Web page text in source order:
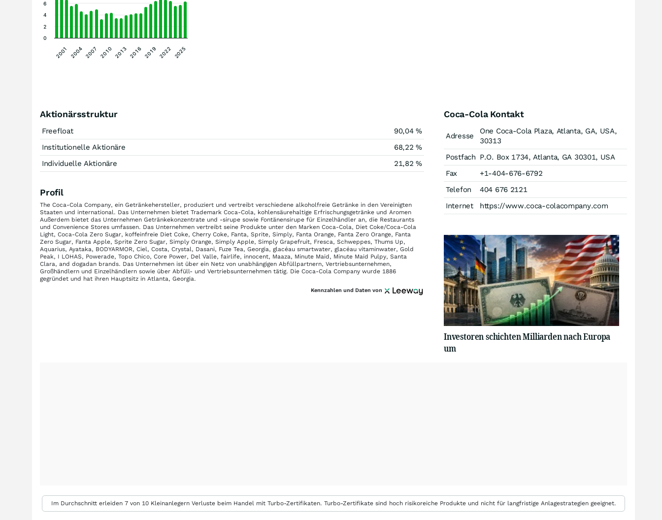
2001 2004 2007 2010 2013 2016 2019 2022 2025
0
2
4
6
Aktionärsstruktur
Freefloat
90,04 %
Institutionelle Aktionäre
68,22 %
Individuelle Aktionäre
21,82 %
Profil
The Coca-Cola Company, ein Getränkehersteller, produziert und vertreibt verschiedene alkoholfreie Getränke in den Vereinigten
Staaten und international. Das Unternehmen bietet Trademark Coca-Cola, kohlensäurehaltige Erfrischungsgetränke und Aromen
Außerdem bietet das Unternehmen Getränkekonzentrate und -sirupe sowie Fontänensirupe für Einzelhändler an, die Restaurants
und Convenience Stores umfassen. Das Unternehmen vertreibt seine Produkte unter den Marken Coca-Cola, Diet Coke/Coca-Cola
Light, Coca-Cola Zero Sugar, koffeinfreie Diet Coke, Cherry Coke, Fanta, Sprite, Simply, Fanta Orange, Fanta Zero Orange, Fanta
Zero Sugar, Fanta Apple, Sprite Zero Sugar, Simply Orange, Simply Apple, Simply Grapefruit, Fresca, Schweppes, Thums Up,
Aquarius, Ayataka, BODYARMOR, Ciel, Costa, Crystal, Dasani, Fuze Tea, Georgia, glacéau smartwater, glacéau vitaminwater, Gold
Peak, I LOHAS, Powerade, Topo Chico, Core Power, Del Valle, fairlife, innocent, Maaza, Minute Maid, Minute Maid Pulpy, Santa
Clara, and dogadan brands. Das Unternehmen ist über ein Netz von unabhängigen Abfüllpartnern, Vertriebsunternehmen,
Großhändlern und Einzelhändlern sowie über Abfüll- und Vertriebsunternehmen tätig. Die Coca-Cola Company wurde 1886
gegründet und hat ihren Hauptsitz in Atlanta, Georgia.
Kennzahlen und Daten von
Coca-Cola Kontakt
Adresse
One Coca-Cola Plaza, Atlanta, GA, USA,
30313
Postfach P.O. Box 1734, Atlanta, GA 30301, USA
Fax
+1-404-676-6792
Telefon
404 676 2121
Internet
https://www.coca-colacompany.com
Investoren schichten Milliarden nach Europa
um
Im Durchschnitt erleiden 7 von 10 Kleinanlegern Verluste beim Handel mit Turbo-Zertifikaten. Turbo-Zertifikate sind hoch risikoreiche Produkte und nicht für langfristige Anlagestrategien geeignet.